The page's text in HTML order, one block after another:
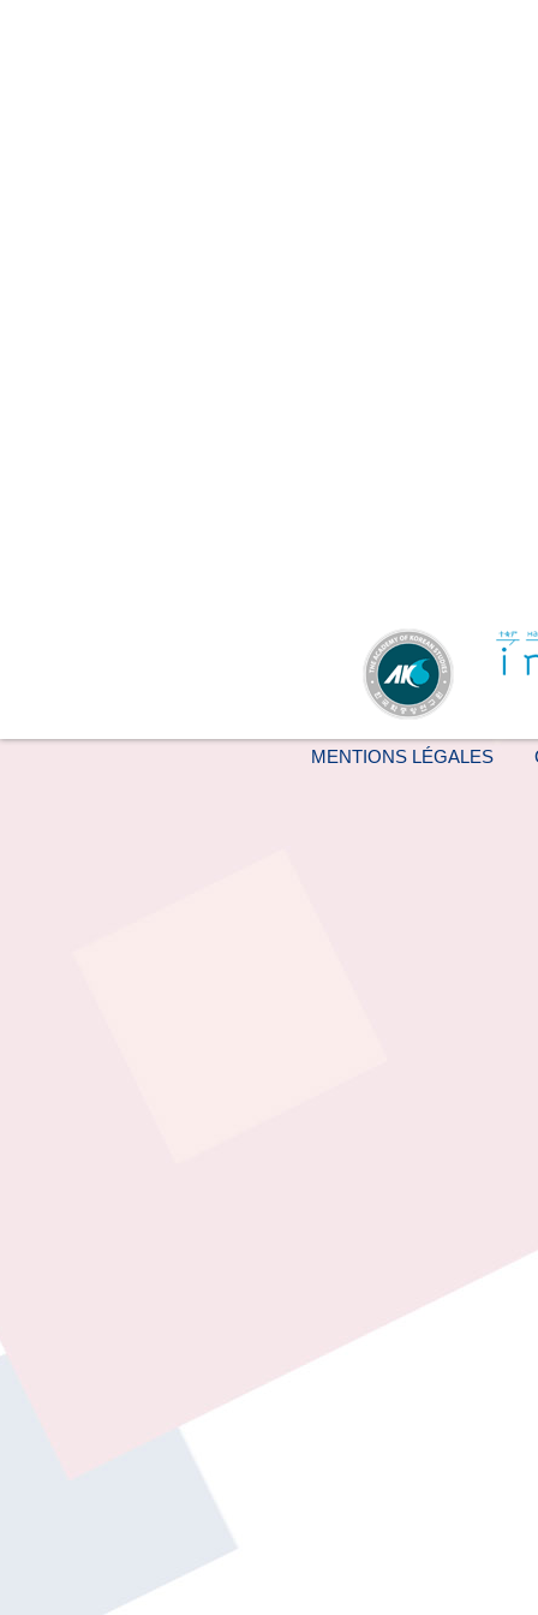
MENTIONS LÉGALES